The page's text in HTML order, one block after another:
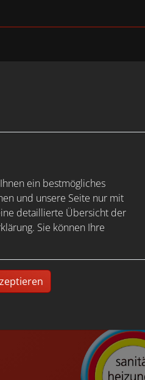
Cookies zu akzeptieren.
ein bestmögliches
und unsere Seite nur mit
detaillierte Übersicht der
Sie können Ihre